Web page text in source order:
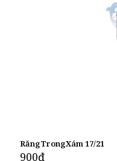
RăngTrongXám 17/21
900₫